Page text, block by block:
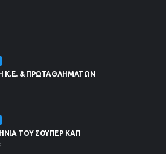
Κ.Ε. & ΠΡΩΤΑΘΛΗΜΑΤΩΝ
ΤΟΥ ΣΟΥΠΕΡ ΚΑΠ